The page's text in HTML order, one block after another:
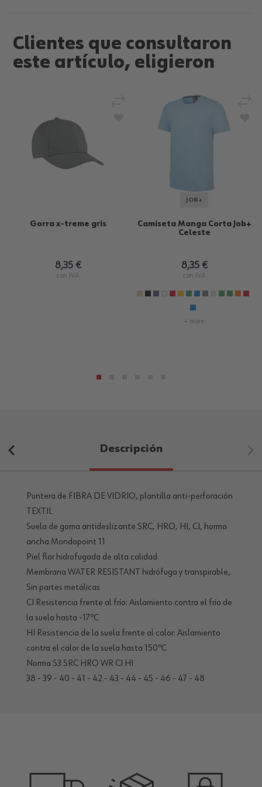
Clientes que consultaron
este artículo, eligieron
Gorra x-treme gris
8,35 €
con IVA
Añadir para comparar
Añadir a la Lista de Deseos
JOB+
Camiseta Manga Corta Job+
Celeste
8,35 €
con IVA
+ more
Descripción
Puntera de FIBRA DE VIDRIO, plantilla anti-perforación
TEXTIL
Suela de goma antideslizante SRC, HRO, HI, CI, horma
ancha Mondopoint 11
Piel flor hidrofugada de alta calidad
Membrana WATER RESISTANT hidrófuga y transpirable,
Sin partes metálicas
CI Resistencia frente al frío: Aislamiento contra el frío de
la suela hasta -17ºC
HI Resistencia de la suela frente al calor: Aislamiento
contra el calor de la suela hasta 150ºC
Norma S3 SRC HRO WR CI HI
38 - 39 - 40 - 41 - 42 - 43 - 44 - 45 - 46 - 47 - 48